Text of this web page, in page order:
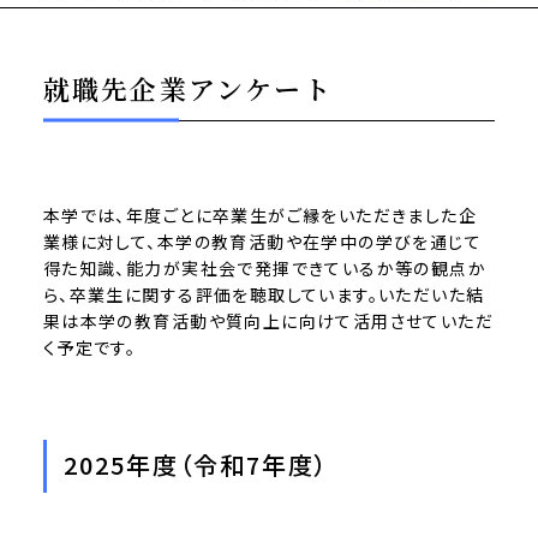
就職先企業アンケート
本学では、年度ごとに卒業生がご縁をいただきました企
業様に対して、本学の教育活動や在学中の学びを通じて
得た知識、能力が実社会で発揮できているか等の観点か
ら、卒業生に関する評価を聴取しています。いただいた結
果は本学の教育活動や質向上に向けて活用させていただ
く予定です。
2025年度（令和7年度）